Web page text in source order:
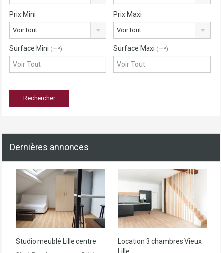
Prix Mini
Voir tout
Prix Maxi
Voir tout
Surface Mini (m²) Surface Maxi (m²)
Dernières annonces
Studio meublé Lille centre
Location 3 chambres Vieux
Lille